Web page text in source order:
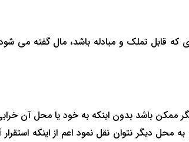
قابل تملک و مبادله باشد، مال گفته می
ممکن باشد بدون اینکه به خود یا محل آن
محل دیگر نتوان نقل نمود اعم از اینکه